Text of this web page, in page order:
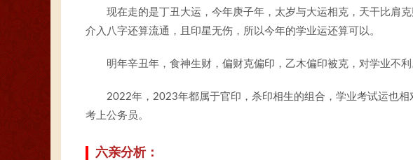
现在走的是丁丑大运，今年庚子年，太岁与大运相克，天干比肩
介入八字还算流通，且印星无伤，所以今年的学业运还算可以。
明年辛丑年，食神生财，偏财克偏印，乙木偏印被克，对学业不利
2022年，2023年都属于官印，杀印相生的组合，学业考试运也
考上公务员。
六亲分析：